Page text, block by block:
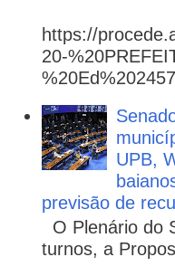
https://
20-
UPB,
previsão de
O Plenário do
turnos, a